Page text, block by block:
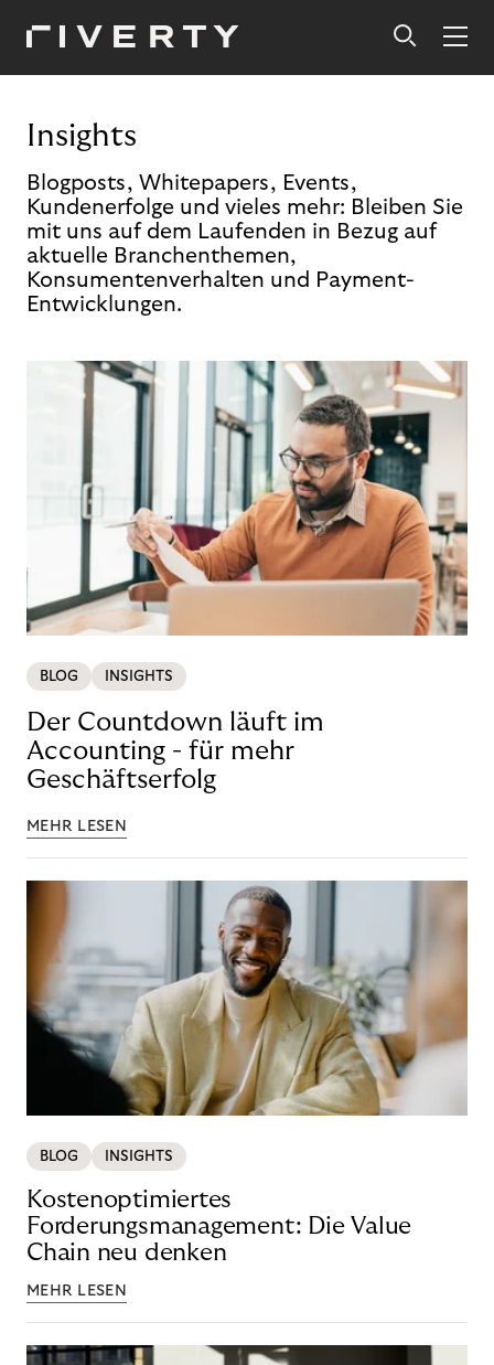
Insights
Blogposts, Whitepapers, Events,
Kundenerfolge und vieles mehr: Bleiben Sie
mit uns auf dem Laufenden in Bezug auf
aktuelle Branchenthemen,
Konsumentenverhalten und Payment-
Entwicklungen.
BLOG INSIGHTS
Der Countdown läuft im
Accounting - für mehr
Geschäftserfolg
MEHR LESEN
BLOG INSIGHTS
Kostenoptimiertes
Forderungsmanagement: Die Value
Chain neu denken
MEHR LESEN